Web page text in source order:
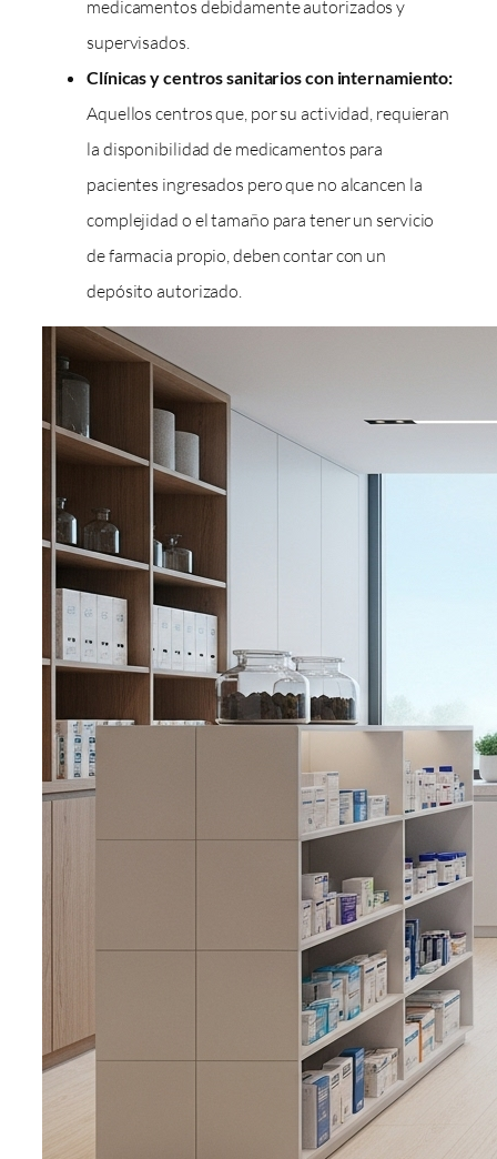
medicamentos debidamente autorizados y
supervisados.
Clínicas y centros sanitarios con internamiento:
Aquellos centros que, por su actividad, requieran
la disponibilidad de medicamentos para
pacientes ingresados pero que no alcancen la
complejidad o el tamaño para tener un servicio
de farmacia propio, deben contar con un
depósito autorizado.